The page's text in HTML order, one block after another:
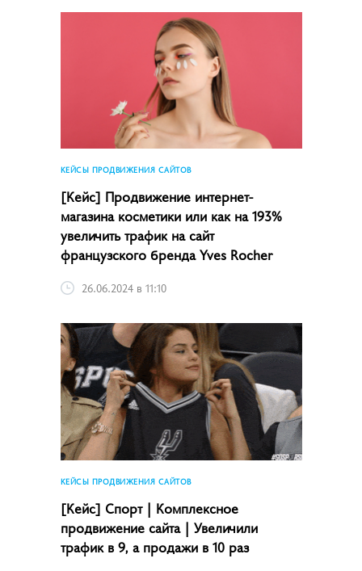
КЕЙСЫ ПРОДВИЖЕНИЯ САЙТОВ
[Кейс] Продвижение интернет-
магазина косметики или как на 193%
увеличить трафик на сайт
французского бренда Yves Rocher
26.06.2024 в 11:10
КЕЙСЫ ПРОДВИЖЕНИЯ САЙТОВ
[Кейс] Спорт | Комплексное
продвижение сайта | Увеличили
трафик в 9, а продажи в 10 раз